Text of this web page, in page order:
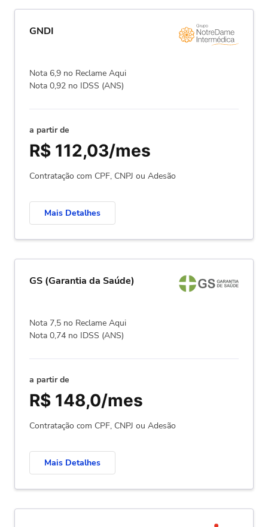
GNDI
Nota 6,9 no Reclame Aqui
Nota 0,92 no IDSS (ANS)
a partir de
R$ 112,03/mes
Contratação com CPF, CNPJ ou Adesão
Mais Detalhes
GS (Garantia da Saúde)
Nota 7,5 no Reclame Aqui
Nota 0,74 no IDSS (ANS)
a partir de
R$ 148,0/mes
Contratação com CPF, CNPJ ou Adesão
Mais Detalhes